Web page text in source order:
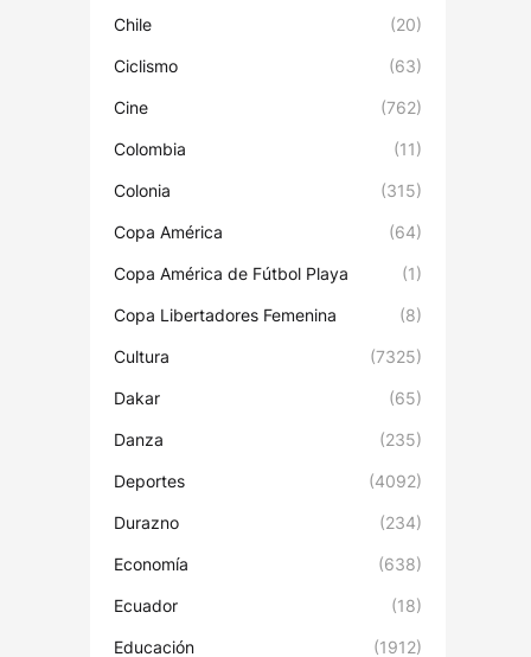
Chile (20)
Ciclismo (63)
Cine (762)
Colombia (11)
Colonia (315)
Copa América (64)
Copa América de Fútbol Playa (1)
Copa Libertadores Femenina (8)
Cultura (7325)
Dakar (65)
Danza (235)
Deportes (4092)
Durazno (234)
Economía (638)
Ecuador (18)
Educación (1912)